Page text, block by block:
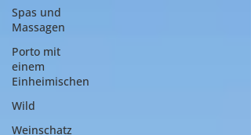
Spas und
Massagen
Porto mit
einem
Einheimischen
Wild
Weinschatz